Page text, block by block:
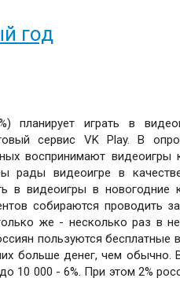
год
планирует играть в
сервис VK Play. В
воспринимают
видеоигре в качестве
в видеоигры в
собираются проводить
же - несколько раз в
пользуются бесплатные
больше денег, чем
10 000 - 6%. При этом 2%